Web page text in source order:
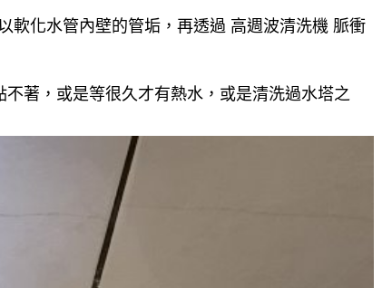
軟化水管內壁的管垢，再透過 高週波清洗機 脈衝
著，或是等很久才有熱水，或是清洗過水塔之